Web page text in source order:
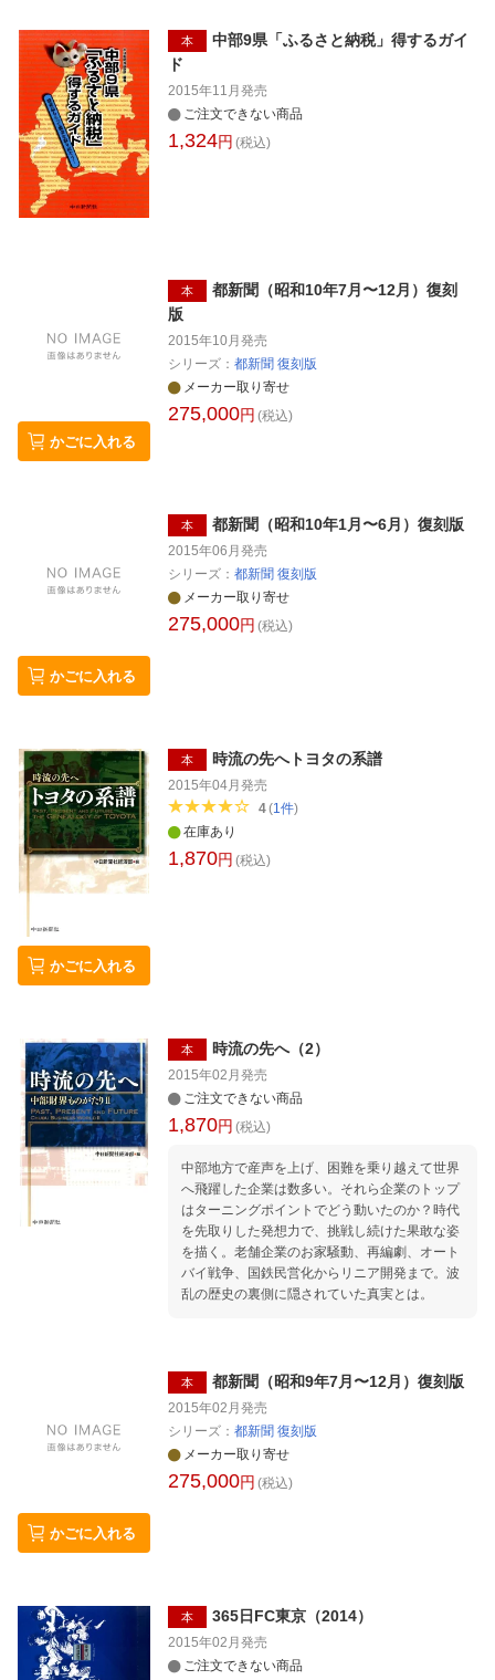
本
中部9県「ふるさと納税」得するガイ
ド
2015年11月 発売
ご注文できない商品
1,324円 (税込)
かごに入れる
本
都新聞（昭和10年7月〜12月）復刻
版
2015年10月 発売
シリーズ： 都新聞 復刻版
メーカー取り寄せ
275,000円 (税込)
かごに入れる
本 都新聞（昭和10年1月〜6月）復刻版
2015年06月 発売
シリーズ： 都新聞 復刻版
メーカー取り寄せ
275,000円 (税込)
かごに入れる
本 時流の先へトヨタの系譜
2015年04月 発売
4(1件)
在庫あり
1,870円 (税込)
本 時流の先へ（2）
2015年02月 発売
ご注文できない商品
1,870円 (税込)
中部地方で産声を上げ、困難を乗り越えて世界
へ飛躍した企業は数多い。それら企業のトップ
はターニングポイントでどう動いたのか？時代
を先取りした発想力で、挑戦し続けた果敢な姿
を描く。老舗企業のお家騒動、再編劇、オート
バイ戦争、国鉄民営化からリニア開発まで。波
乱の歴史の裏側に隠されていた真実とは。
かごに入れる
本 都新聞（昭和9年7月〜12月）復刻版
2015年02月 発売
シリーズ： 都新聞 復刻版
メーカー取り寄せ
275,000円 (税込)
本 365日FC東京（2014）
2015年02月 発売
ご注文できない商品